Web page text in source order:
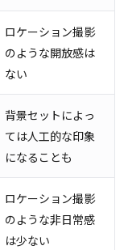
ロケーション撮影
のような開放感は
ない
背景セットによっ
ては人工的な印象
になることも
ロケーション撮影
のような非日常感
は少ない